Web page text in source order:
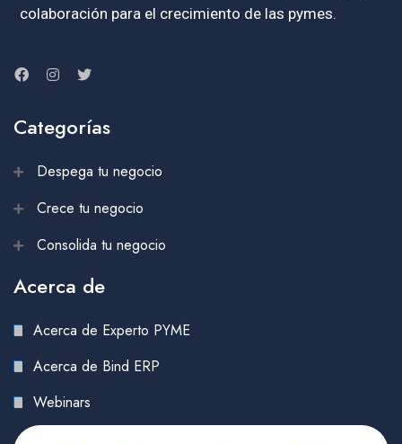
colaboración para el crecimiento de las pymes.
Categorías
Despega tu negocio
Crece tu negocio
Consolida tu negocio
Acerca de
Acerca de Experto PYME
Acerca de Bind ERP
Webinars